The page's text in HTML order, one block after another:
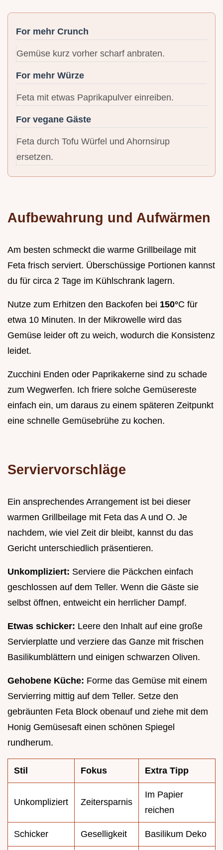
For mehr Crunch
Gemüse kurz vorher scharf anbraten.
For mehr Würze
Feta mit etwas Paprikapulver einreiben.
For vegane Gäste
Feta durch Tofu Würfel und Ahornsirup
ersetzen.
Aufbewahrung und Aufwärmen
Am besten schmeckt die warme Grillbeilage mit
Feta frisch serviert. Überschüssige Portionen kannst
du für circa 2 Tage im Kühlschrank lagern.
Nutze zum Erhitzen den Backofen bei 150°C für
etwa 10 Minuten. In der Mikrowelle wird das
Gemüse leider oft zu weich, wodurch die Konsistenz
leidet.
Zucchini Enden oder Paprikakerne sind zu schade
zum Wegwerfen. Ich friere solche Gemüsereste
einfach ein, um daraus zu einem späteren Zeitpunkt
eine schnelle Gemüsebrühe zu kochen.
Serviervorschläge
Ein ansprechendes Arrangement ist bei dieser
warmen Grillbeilage mit Feta das A und O. Je
nachdem, wie viel Zeit dir bleibt, kannst du das
Gericht unterschiedlich präsentieren.
Unkompliziert: Serviere die Päckchen einfach
geschlossen auf dem Teller. Wenn die Gäste sie
selbst öffnen, entweicht ein herrlicher Dampf.
Etwas schicker: Leere den Inhalt auf eine große
Servierplatte und verziere das Ganze mit frischen
Basilikumblättern und einigen schwarzen Oliven.
Gehobene Küche: Forme das Gemüse mit einem
Servierring mittig auf dem Teller. Setze den
gebräunten Feta Block obenauf und ziehe mit dem
Honig Gemüsesaft einen schönen Spiegel
rundherum.
Stil Fokus Extra Tipp
Unkompliziert Zeitersparnis
Im Papier
reichen
Schicker Geselligkeit Basilikum Deko